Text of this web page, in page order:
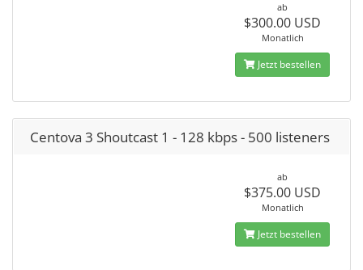
ab
$300.00 USD
Monatlich
Jetzt bestellen
Centova 3 Shoutcast 1 - 128 kbps - 500 listeners
ab
$375.00 USD
Monatlich
Jetzt bestellen